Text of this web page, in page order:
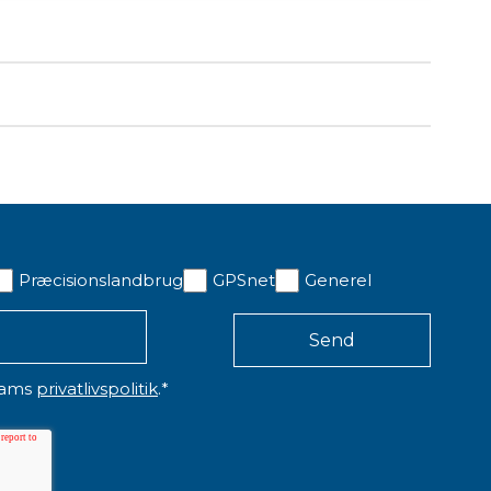
Præcisionslandbrug GPSnet Generel
privatlivspolitik.*